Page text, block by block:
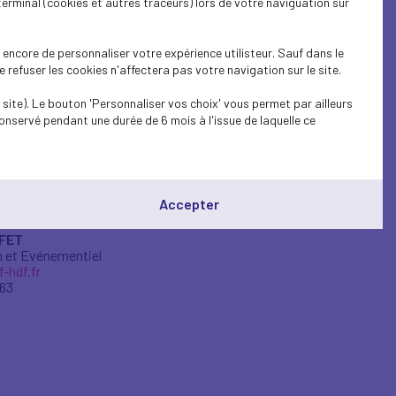
hdf.fr
et Evénementiel
hdf.fr
de personnaliser votre expérience utilisteur. Sauf dans le
les cookies n'affectera pas votre navigation sur le site.
Le bouton 'Personnaliser vos choix' vous permet par ailleurs
pendant une durée de 6 mois à l'issue de laquelle ce
Accepter